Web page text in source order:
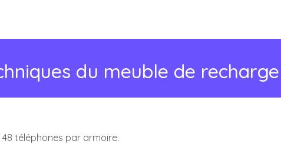
du meuble de
téléphones par armoire.